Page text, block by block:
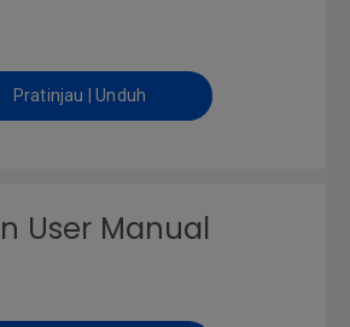
Pratinjau | Unduh
User Manual